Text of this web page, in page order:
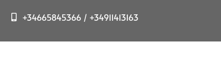
+34665845366 / +34911413163